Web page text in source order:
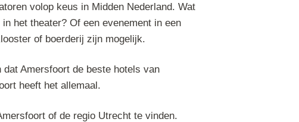
volop keus in Midden Nederland. Wat
het theater? Of een evenement in een
of boerderij zijn mogelijk.
Amersfoort de beste hotels van
heeft het allemaal.
of de regio Utrecht te vinden.